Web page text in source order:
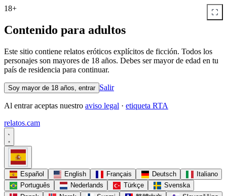
18+
Contenido para adultos
Este sitio contiene relatos eróticos explícitos de ficción. Todos los
personajes son mayores de 18 años. Debes ser mayor de edad en tu
país de residencia para continuar.
Soy mayor de 18 años, entrar Salir
Al entrar aceptas nuestro aviso legal · etiqueta RTA
relatos.cam
Español English Français Deutsch
Italiano
Português
Nederlands Türkçe
Svenska